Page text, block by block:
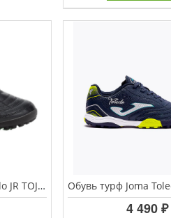
Обувь турф Joma Toledo JR TOJW.2501.TF
4 490 ₽